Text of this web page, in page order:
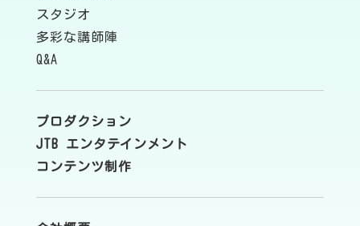
スタジオ
多彩な講師陣
Q&A
プロダクション
JTB エンタテインメント
コンテンツ制作